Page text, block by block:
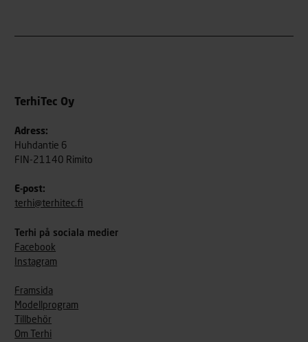
TerhiTec Oy
Adress:
Huhdantie 6
FIN-21140 Rimito
E-post:
terhi@terhitec.fi
Terhi på sociala medier
Facebook
Instagram
Framsida
Modellprogram
Tillbehör
Om Terhi